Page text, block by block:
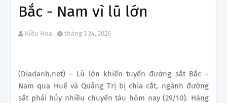
Bắc - Nam vì lũ lớn
Kiều Hoa tháng 3 24, 2026
(Diadanh.net) – Lũ lớn khiến tuyến đường sắt Bắc –
Nam qua Huế và Quảng Trị bị chia cắt, ngành đường
sắt phải hủy nhiều chuyến tàu hôm nay (29/10). Hàng